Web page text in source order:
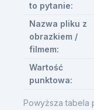
Powyższa tabela
to pytanie:
Nazwa pliku z
obrazkiem /
filmem:
Wartość
punktowa: